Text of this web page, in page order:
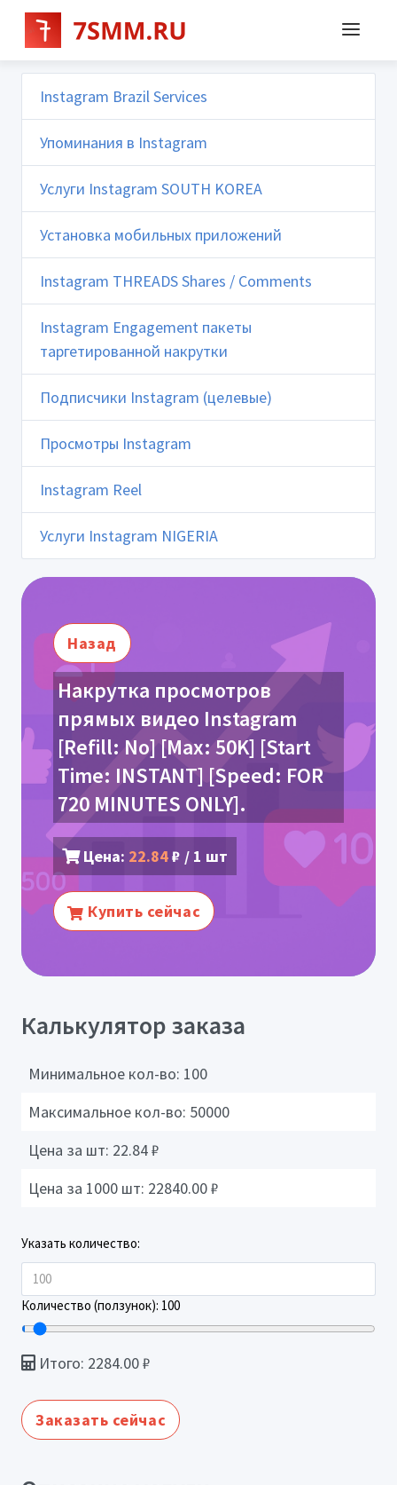
Instagram Brazil Services
Упоминания в Instagram
Услуги Instagram SOUTH KOREA
Установка мобильных приложений
Instagram THREADS Shares / Comments
Instagram Engagement пакеты
таргетированной накрутки
Подписчики Instagram (целевые)
Просмотры Instagram
Instagram Reel
Услуги Instagram NIGERIA
Назад
Накрутка просмотров
прямых видео Instagram
[Refill: No] [Max: 50K] [Start
Time: INSTANT] [Speed: FOR
720 MINUTES ONLY].
Цена: 22.84₽ / 1 шт
Купить сейчас
Калькулятор заказа
Минимальное кол-во: 100
Максимальное кол-во: 50000
Цена за шт: 22.84₽
Цена за 1000 шт: 22840.00₽
Указать количество:
Количество (ползунок): 100
Итого: 2284.00₽
Заказать сейчас